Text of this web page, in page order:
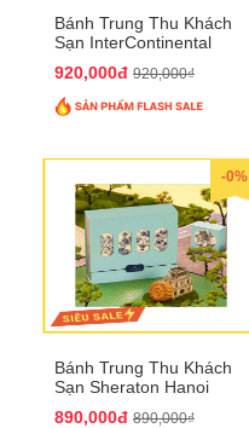
Bánh Trung Thu Khách
Sạn InterContinental
QTTT26
920,000đ 920,000₫
-0%
Bánh Trung Thu Khách
Sạn Sheraton Hanoi
890,000đ 890,000₫